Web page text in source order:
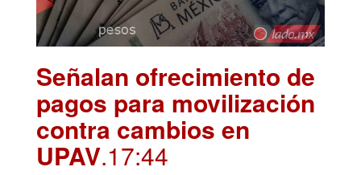
Señalan ofrecimiento de
pagos para movilización
contra cambios en
UPAV.17:44